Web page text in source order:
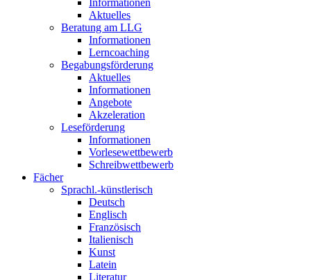
Informationen
Aktuelles
Beratung am LLG
Informationen
Lerncoaching
Begabungsförderung
Aktuelles
Informationen
Angebote
Akzeleration
Leseförderung
Informationen
Vorlesewettbewerb
Schreibwettbewerb
Fächer
Sprachl.-künstlerisch
Deutsch
Englisch
Französisch
Italienisch
Kunst
Latein
Literatur